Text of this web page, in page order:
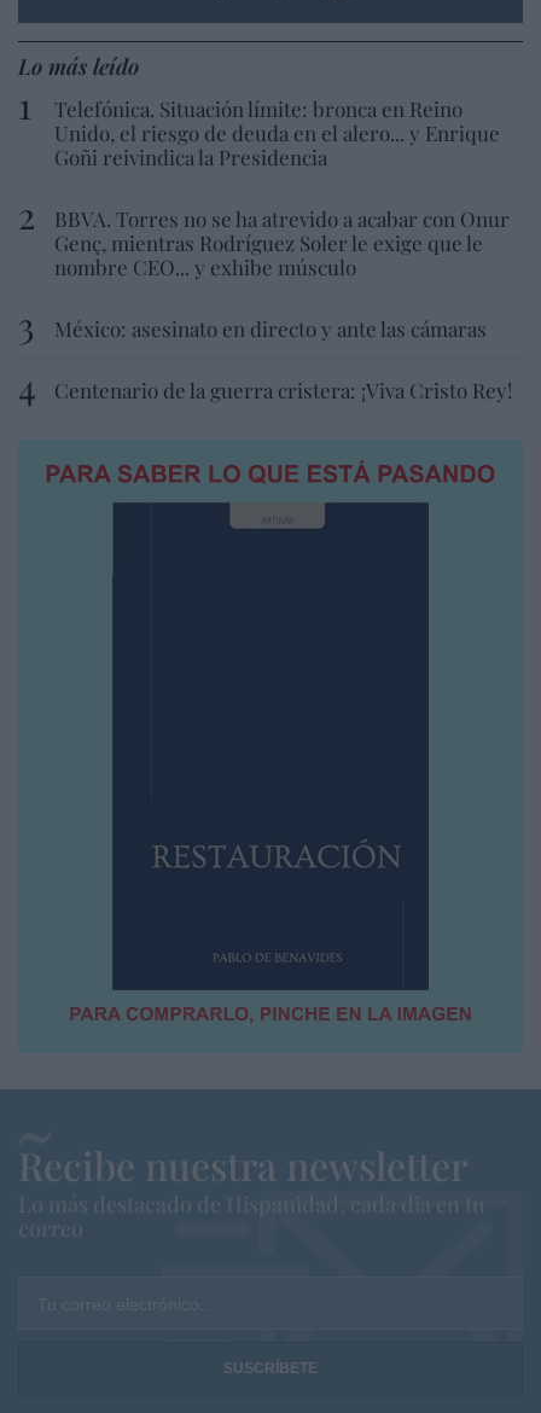
Lo más leído
Telefónica. Situación límite: bronca en Reino
Unido, el riesgo de deuda en el alero... y Enrique
Goñi reivindica la Presidencia
BBVA. Torres no se ha atrevido a acabar con Onur
Genç, mientras Rodríguez Soler le exige que le
nombre CEO... y exhibe músculo
México: asesinato en directo y ante las cámaras
Centenario de la guerra cristera: ¡Viva Cristo Rey!
Recibe nuestra newsletter
Lo más destacado de Hispanidad, cada dia en tu
correo
Tu correo electrónico...